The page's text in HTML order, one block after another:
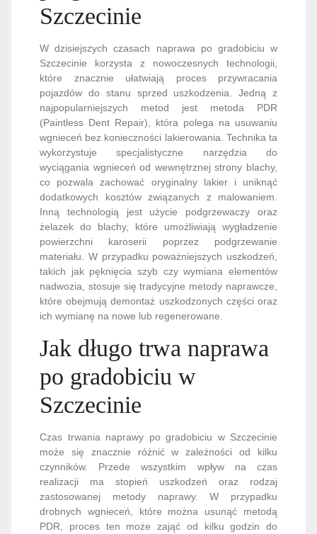
Szczecinie
W dzisiejszych czasach naprawa po gradobiciu w
Szczecinie korzysta z nowoczesnych technologii,
które znacznie ułatwiają proces przywracania
pojazdów do stanu sprzed uszkodzenia. Jedną z
najpopularniejszych metod jest metoda PDR
(Paintless Dent Repair), która polega na usuwaniu
wgnieceń bez konieczności lakierowania. Technika ta
wykorzystuje specjalistyczne narzędzia do
wyciągania wgnieceń od wewnętrznej strony blachy,
co pozwala zachować oryginalny lakier i uniknąć
dodatkowych kosztów związanych z malowaniem.
Inną technologią jest użycie podgrzewaczy oraz
żelazek do blachy, które umożliwiają wygładzenie
powierzchni karoserii poprzez podgrzewanie
materiału. W przypadku poważniejszych uszkodzeń,
takich jak pęknięcia szyb czy wymiana elementów
nadwozia, stosuje się tradycyjne metody naprawcze,
które obejmują demontaż uszkodzonych części oraz
ich wymianę na nowe lub regenerowane.
Jak długo trwa naprawa
po gradobiciu w
Szczecinie
Czas trwania naprawy po gradobiciu w Szczecinie
może się znacznie różnić w zależności od kilku
czynników. Przede wszystkim wpływ na czas
realizacji ma stopień uszkodzeń oraz rodzaj
zastosowanej metody naprawy. W przypadku
drobnych wgnieceń, które można usunąć metodą
PDR, proces ten może zająć od kilku godzin do